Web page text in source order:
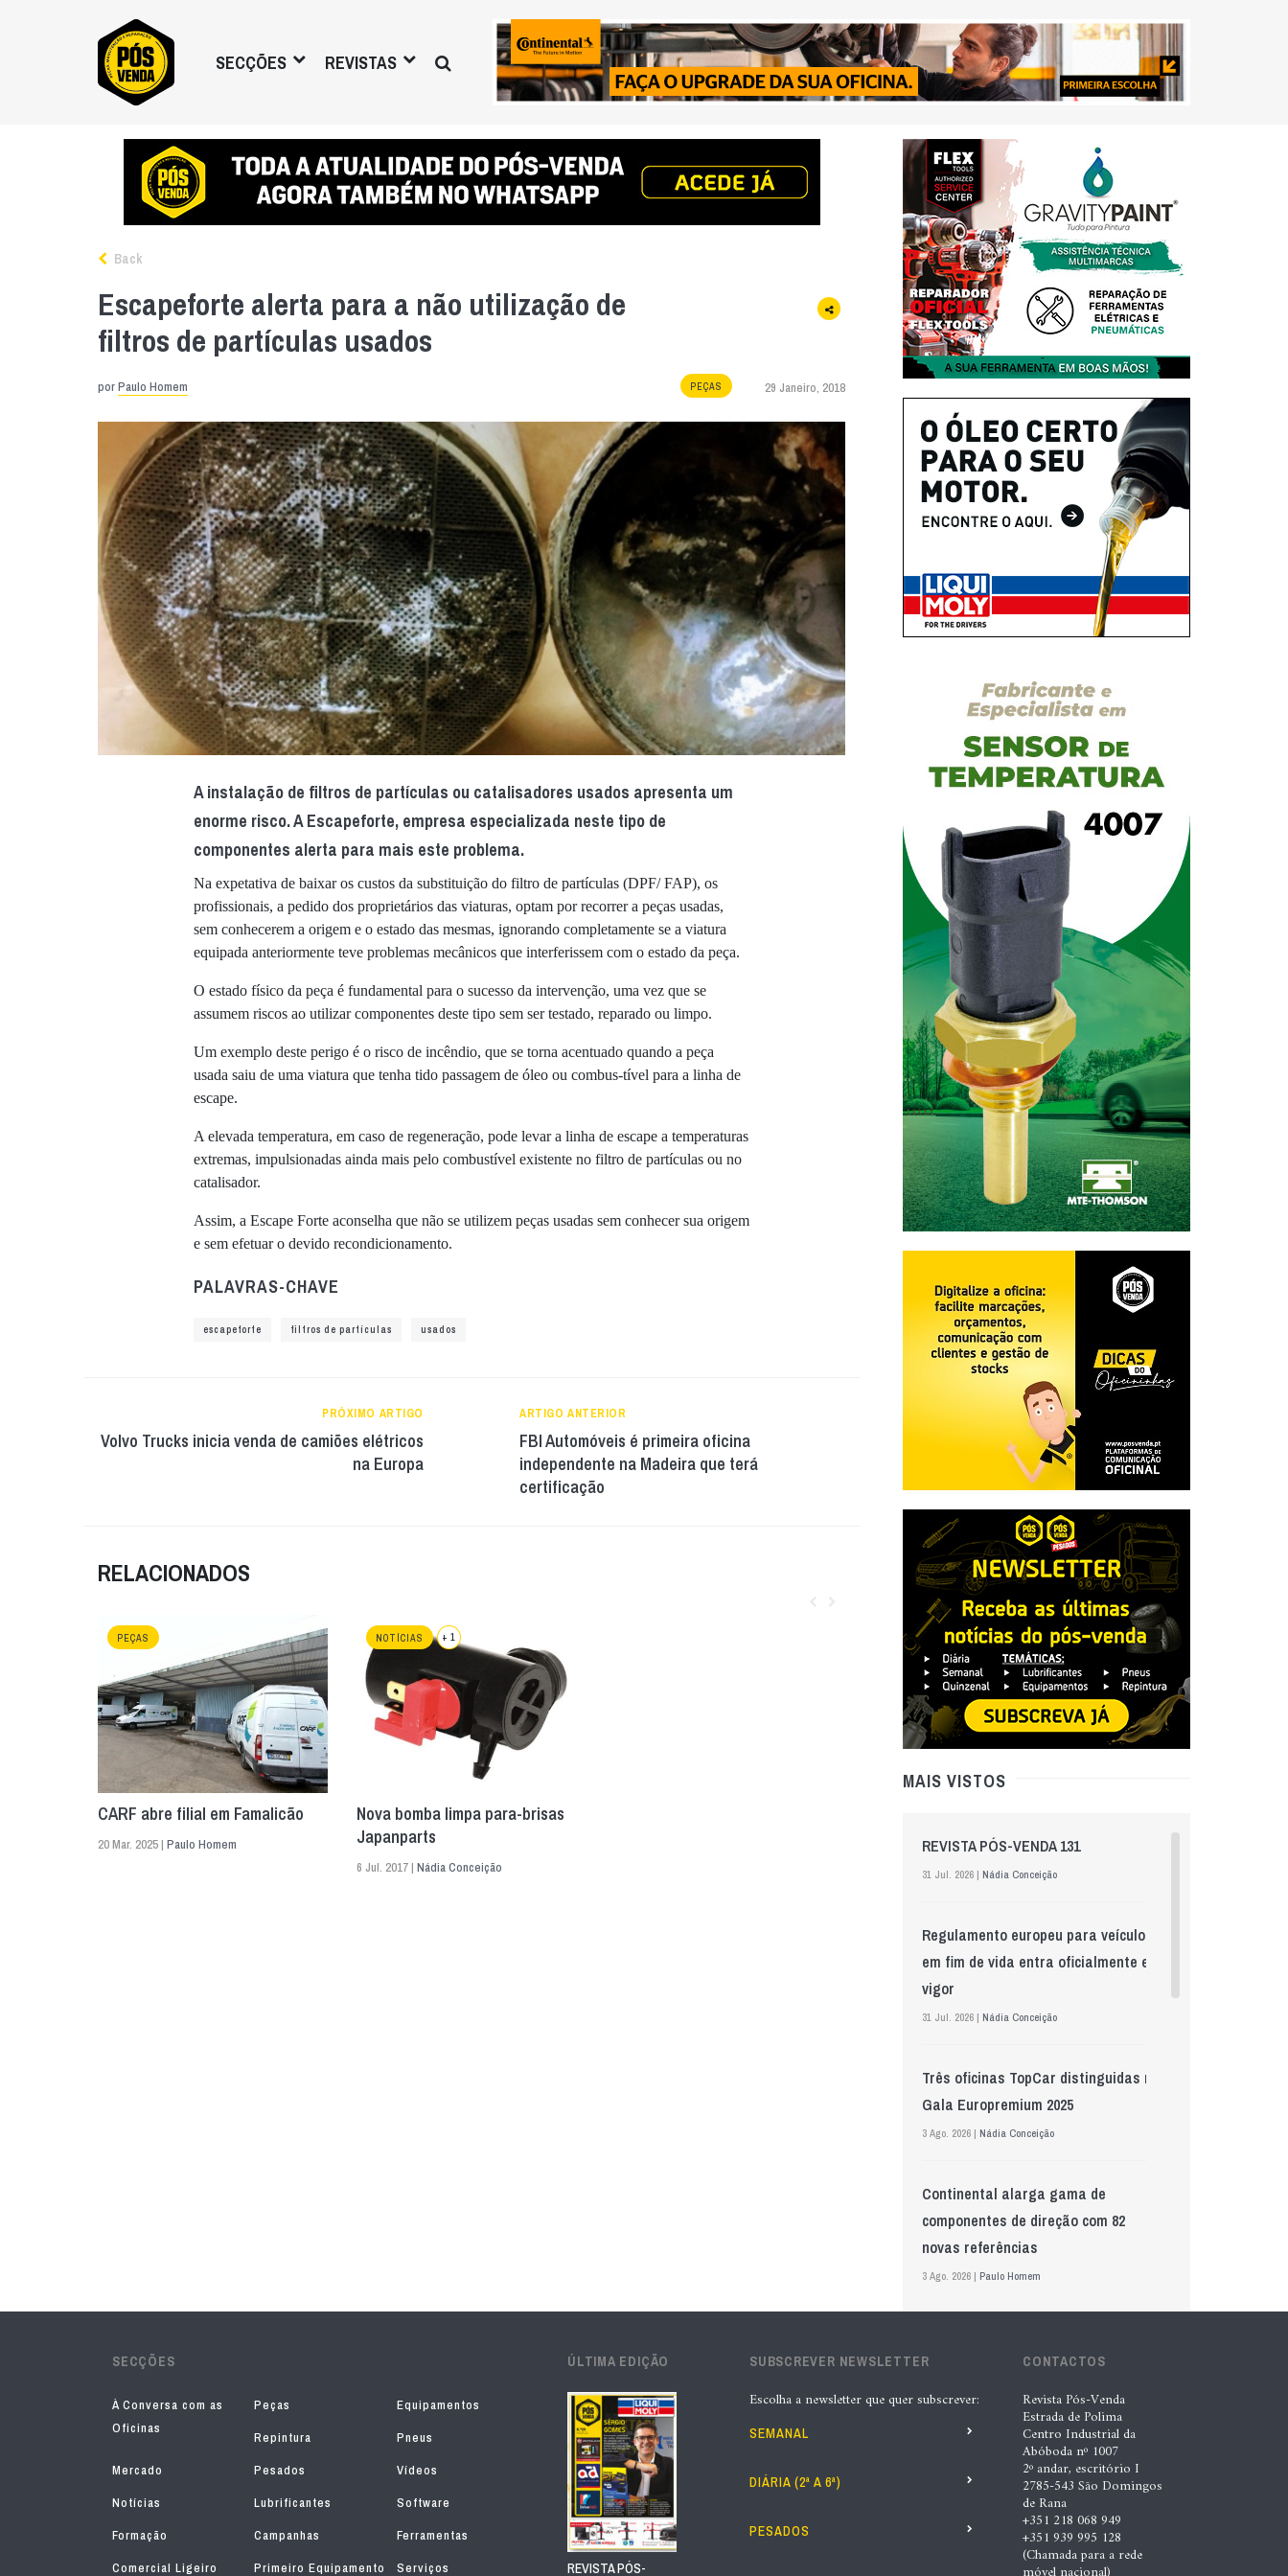
SECÇÕES REVISTAS
Back
Escapeforte alerta para a não utilização de
filtros de partículas usados
porPaulo Homem PEÇAS 29 Janeiro, 2018
A instalação de filtros de partículas ou catalisadores usados apresenta um
enorme risco. A Escapeforte, empresa especializada neste tipo de
componentes alerta para mais este problema.
Na expetativa de baixar os custos da substituição do filtro de partículas (DPF/ FAP), os
profissionais, a pedido dos proprietários das viaturas, optam por recorrer a peças usadas,
sem conhecerem a origem e o estado das mesmas, ignorando completamente se a viatura
equipada anteriormente teve problemas mecânicos que interferissem com o estado da peça.
O estado físico da peça é fundamental para o sucesso da intervenção, uma vez que se
assumem riscos ao utilizar componentes deste tipo sem ser testado, reparado ou limpo.
Um exemplo deste perigo é o risco de incêndio, que se torna acentuado quando a peça
usada saiu de uma viatura que tenha tido passagem de óleo ou combus-tível para a linha de
escape.
A elevada temperatura, em caso de regeneração, pode levar a linha de escape a temperaturas
extremas, impulsionadas ainda mais pelo combustível existente no filtro de partículas ou no
catalisador.
Assim, a Escape Forte aconselha que não se utilizem peças usadas sem conhecer sua origem
e sem efetuar o devido recondicionamento.
PALAVRAS-CHAVE
escapeforte filtros de partículas usados
PRÓXIMO ARTIGO
Volvo Trucks inicia venda de camiões elétricos
na Europa
ARTIGO ANTERIOR
FBI Automóveis é primeira oficina
independente na Madeira que terá
certificação
RELACIONADOS
PEÇAS
CARF abre filial em Famalicão
20 Mar. 2025 | Paulo Homem
NOTÍCIAS + 1
Nova bomba limpa para-brisas
Japanparts
6 Jul. 2017 | Nádia Conceição
MAIS VISTOS
REVISTA PÓS-VENDA 131
31 Jul. 2026 | Nádia Conceição
Regulamento europeu para veículos
em fim de vida entra oficialmente em
vigor
31 Jul. 2026 | Nádia Conceição
Três oficinas TopCar distinguidas na
Gala Europremium 2025
3 Ago. 2026 | Nádia Conceição
Continental alarga gama de
componentes de direção com 82
novas referências
3 Ago. 2026 | Paulo Homem
controlo de qualidade
5 Ago. 2026 | Nádia Conceição
GS Pro Tyres assume representação
exclusiva da Laufenn em Portugal
Paulo Homem
Wolf mostra nova geração de
SECÇÕES
À Conversa com as
Oficinas
Peças
Equipamentos
Repintura
Pneus
Mercado
Pesados
Vídeos
Notícias
Lubrificantes
Software
Formação
Campanhas
Ferramentas
Comercial Ligeiro
Primeiro Equipamento Serviços
ÚLTIMA EDIÇÃO
REVISTA PÓS-
SUBSCREVER NEWSLETTER
Escolha a newsletter que quer subscrever:
SEMANAL
DIÁRIA (2ª A 6ª)
PESADOS
CONTACTOS
Revista Pós-Venda
Estrada de Polima
Centro Industrial da
Abóboda nº 1007
2º andar, escritório I
2785-543 São Domingos
de Rana
+351 218 068 949
+351 939 995 128
(Chamada para a rede